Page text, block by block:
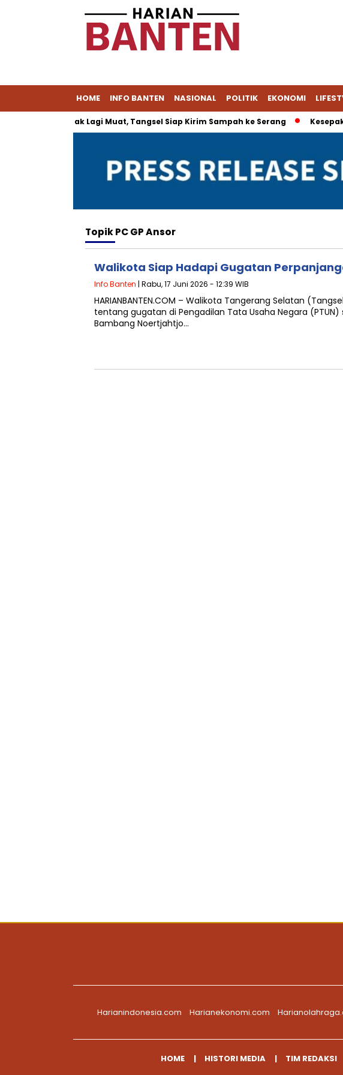
HOME INFO BANTEN NASIONAL POLITIK EKONOMI
Cipeucang Tak Lagi Muat, Tangsel Siap Kirim Sampah ke Serang
TopikPC GP Ansor
Walikota Siap Hadapi Gugatan
Info Banten | Rabu, 17 Juni 2026 - 12:39 WIB
HARIANBANTEN.COM – Walikota Tangerang Selatan
tentang gugatan di Pengadilan Tata Usaha Negara
Bambang Noertjahtjo…
Harianindonesia.com
Harianekonomi.com
HOME HISTORI MEDIA TIM REDAKSI